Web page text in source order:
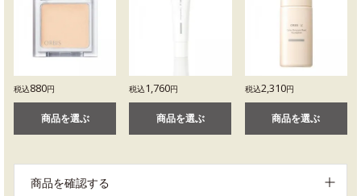
税込880円
商品を選ぶ
税込1,760円
商品を選ぶ
税込2,310円
商品を選ぶ
商品を確認する